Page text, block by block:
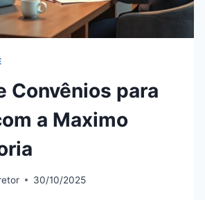
Convênios para
a Maximo
30/10/2025